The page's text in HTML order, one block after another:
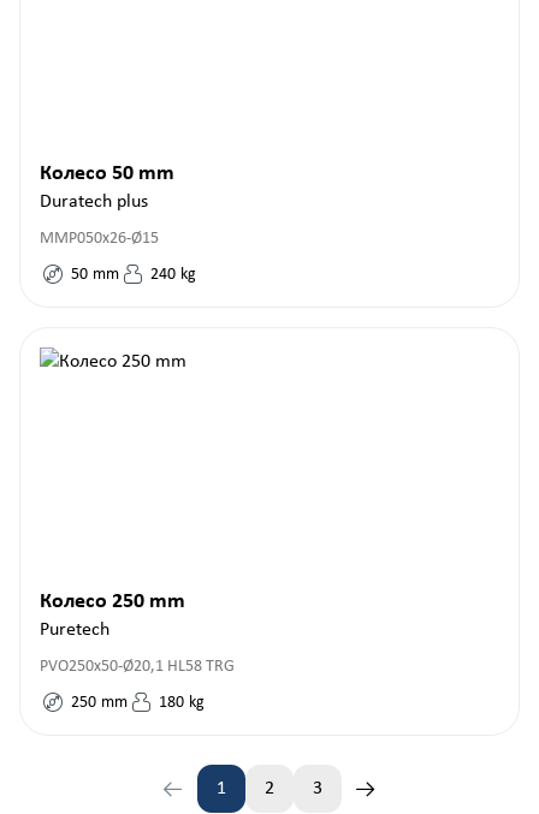
Колесо 50 mm
Duratech plus
MMP050x26-Ø15
50 mm 240 kg
Колесо 250 mm
Puretech
PVO250x50-Ø20,1 HL58 TRG
250 mm 180 kg
Страница
1 2
Страница
3